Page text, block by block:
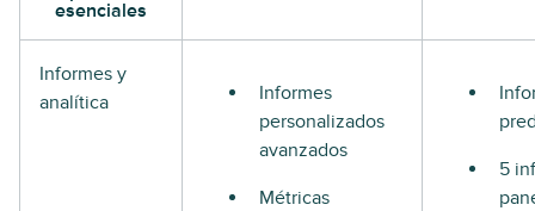
esenciales
Informes y
analítica
Informes
personalizados
avanzados
Métricas
5